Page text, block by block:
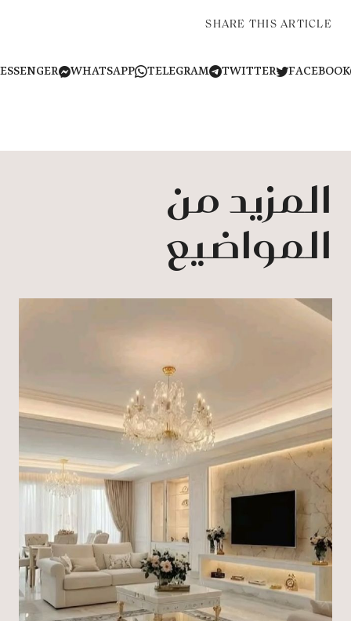
SHARE THIS ARTICLE
TWITTER
TELEGRAM
WHATSAPP
MESSENGER
المزيد من
المواضيع